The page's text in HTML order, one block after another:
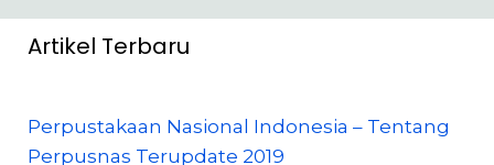
Artikel Terbaru
Perpustakaan Nasional Indonesia – Tentang
Perpusnas Terupdate 2019